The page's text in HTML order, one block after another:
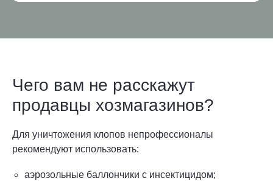
Чего вам не расскажут
продавцы хозмагазинов?
Для уничтожения клопов непрофессионалы
рекомендуют использовать:
аэрозольные баллончики с инсектицидом;